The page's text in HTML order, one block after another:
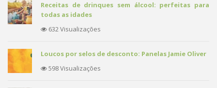
Receitas de drinques sem álcool: perfeitas para
todas as idades
632 Visualizações
Loucos por selos de desconto: Panelas Jamie Oliver
598 Visualizações